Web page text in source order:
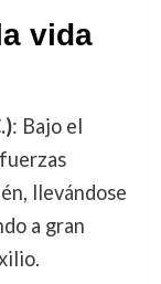
vida
: Bajo el
llevándose
a gran